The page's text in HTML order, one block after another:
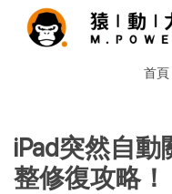
首頁
iPad突然自
整修復攻略！